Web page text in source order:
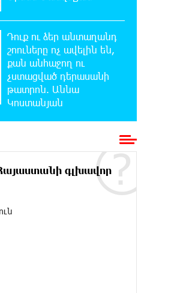
8-08-2026
քվեն. Մարիաննա
8-08-2026
պետք է օր առաջ
այս ծանր
ու ձեր անտաղանդ շոուները
են, քան անհաջող ու
8-08-2026
օրակարգ թելադրել.
Դուք ու ձեր անտաղանդ
շոուները ոչ ավելին են,
քան անհաջող ու
չստացված դերասանի
թատրոն. Աննա
Կոստանյան
գլխավոր